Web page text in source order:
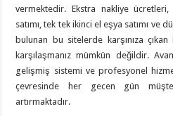
vermektedir. Ekstra nakliye
satımı, tek tek ikinci el eşya satımı ve
bulunan bu sitelerde karşınıza
karşılaşmanız mümkün değildir.
gelişmiş sistemi ve profesyonel
çevresinde her gecen gün
artırmaktadır.